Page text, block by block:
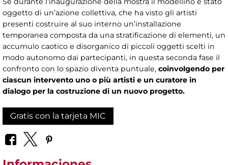
oggetto di un’azione collettiva, che ha visto gli artisti
presenti costruire al suo interno un’installazione
temporanea composta da una stratificazione di elementi, un
accumulo caotico e disorganico di piccoli oggetti scelti in
modo autonomo dai partecipanti, in questa seconda fase il
confronto con lo spazio diventa puntuale, coinvolgendo per
ciascun intervento uno o più artisti e un curatore in
dialogo per la costruzione di un nuovo progetto.
Gratis con la tarjeta MIC